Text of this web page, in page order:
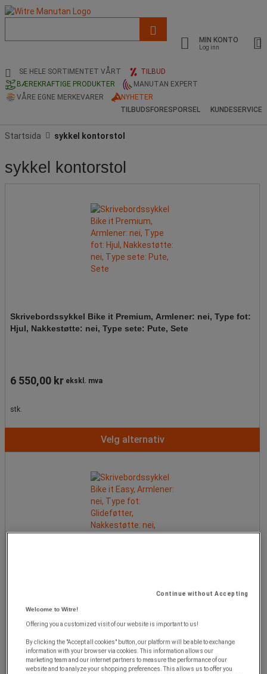
og
søkehistorikk
MIN KONTO
Log inn
SE HELE SORTIMENTET VÅRT
TILBUD
BÆREKRAFTIGE PRODUKTER
MANUTAN EXPERT
VÅRE EGNE MERKEVARER
NYHETER
TILBUDSFORESPORSEL
KUNDESERVICE
Startsida sykkel kontorstol
sykkel kontorstol
Skrivebordssykkel Bike it Premium, Armlener: nei, Type fot:
Hjul, Nakkestøtte: nei, Type sete: Pute, Sete
6 550,00 kr ekskl. mva
stk.
Velg alternativ
Glideføtter, Nakkestøtte: nei, Type sete: Pute, Ben
1 975,00 krekskl. mva
Continue without Accepting
Welcome to Witre!
Offering you a customized visit of our website is important to us!
By clicking the "Accept all cookies" button, our platform will be able to exchange
information with your browser via cookies. This information allows our
marketing team and our internet partners to measure the performance of our
website and to analyze your shopping preferences. This allows us to offer you